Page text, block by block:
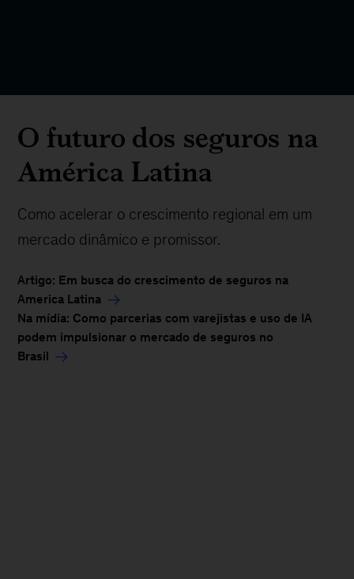
O futuro dos seguros na
América Latina
Como acelerar o crescimento regional em um
mercado dinâmico e promissor.
Artigo: Em busca do crescimento de seguros na
America Latina
Na mídia: Como parcerias com varejistas e uso de IA
podem impulsionar o mercado de seguros no
Brasil